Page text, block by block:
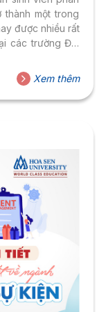
một trong
được nhiều rất
các trường Đại
bài viết dưới
5 ngôi trường
Xem thêm